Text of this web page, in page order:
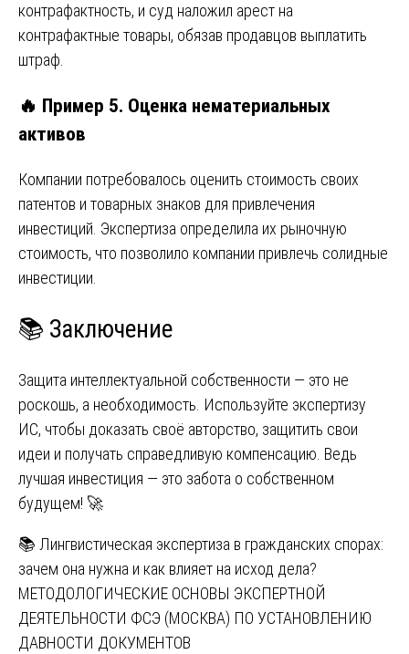
контрафактность, и суд наложил арест на
контрафактные товары, обязав продавцов выплатить
штраф.
🔥 Пример 5. Оценка нематериальных
активов
Компании потребовалось оценить стоимость своих
патентов и товарных знаков для привлечения
инвестиций. Экспертиза определила их рыночную
стоимость, что позволило компании привлечь солидные
инвестиции.
📚 Заключение
Защита интеллектуальной собственности — это не
роскошь, а необходимость. Используйте экспертизу
ИС, чтобы доказать своё авторство, защитить свои
идеи и получать справедливую компенсацию. Ведь
лучшая инвестиция — это забота о собственном
будущем! 🚀
Навигация
по
записям
📚 Лингвистическая экспертиза в гражданских спорах:
зачем она нужна и как влияет на исход дела?
МЕТОДОЛОГИЧЕСКИЕ ОСНОВЫ ЭКСПЕРТНОЙ
ДЕЯТЕЛЬНОСТИ ФСЭ (МОСКВА) ПО УСТАНОВЛЕНИЮ
ДАВНОСТИ ДОКУМЕНТОВ